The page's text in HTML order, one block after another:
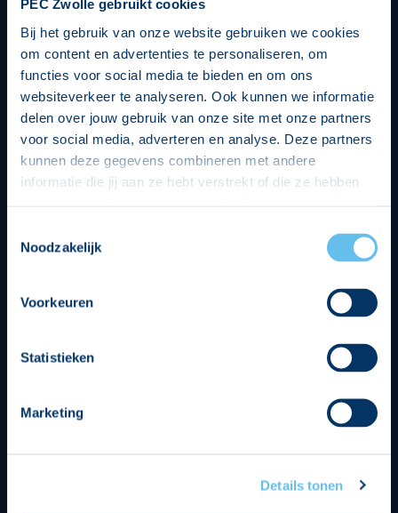
PEC Zwolle gebruikt cookies
Bij het gebruik van onze website gebruiken we cookies
om content en advertenties te personaliseren, om
functies voor social media te bieden en om ons
websiteverkeer te analyseren. Ook kunnen we informatie
delen over jouw gebruik van onze site met onze partners
voor social media, adverteren en analyse. Deze partners
kunnen deze gegevens combineren met andere
informatie die jij aan ze hebt verstrekt of die ze hebben
op een veilige en integere wijze. Je kunt je toestemming
beheren op de privacy- en cookieverklaring pagina.
Noodzakelijk
Voorkeuren
Statistieken
Marketing
Details tonen